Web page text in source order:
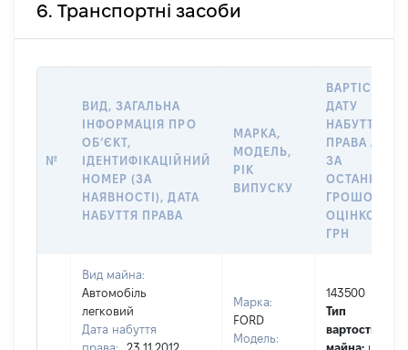
6. Транспортні засоби
№
ВИД, ЗАГАЛЬНА
ІНФОРМАЦІЯ ПРО
ОБʼЄКТ,
ІДЕНТИФІКАЦІЙНИЙ
НОМЕР (ЗА
НАЯВНОСТІ), ДАТА
НАБУТТЯ ПРАВА
МАРКА,
МОДЕЛЬ,
РІК
ВИПУСКУ
ВАРТІСТЬ НА
ДАТУ
НАБУТТЯ
ПРАВА АБО
ЗА
ГРОШОВОЮ
ОЦІНКОЮ,
ГРН
Вид майна:
Автомобіль
легковий
Дата набуття
права:
23.11.2012
Марка:
FORD
Модель:
143500
Тип
вартості
майна: це